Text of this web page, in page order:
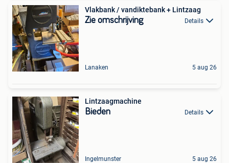
Vlakbank / vandiktebank + Lintzaag
Zie omschrijving Details
Lanaken 5 aug 26
Lintzaagmachine
Bieden Details
Ingelmunster 5 aug 26